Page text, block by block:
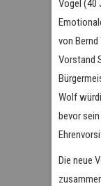
Vogel (40
von Bernd
Vorstand
Wolf
bevor
Die neue